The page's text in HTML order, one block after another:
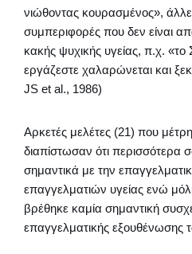
νιώθοντας κουρασμένος»,
συμπεριφορές που δεν είναι
κακής ψυχικής υγείας, π.χ.
εργάζεστε χαλαρώνεται και
JS et al., 1986)
Αρκετές μελέτες (21) που
διαπίστωσαν ότι περισσότερα
σημαντικά με την
επαγγελματιών υγείας ενώ
βρέθηκε καμία σημαντική
επαγγελματικής εξουθένωσης